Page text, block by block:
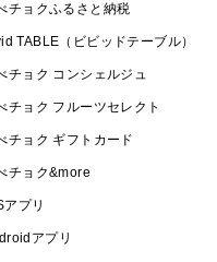
チョクふるさと納税
TABLE（ビビッドテーブル）
チョク コンシェルジュ
チョク フルーツセレクト
チョク ギフトカード
チョク&more
アプリ
アプリ